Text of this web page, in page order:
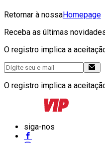
Retornar à nossaHomepage
Receba as últimas
O registro implica a
O registro implica a
siga-nos